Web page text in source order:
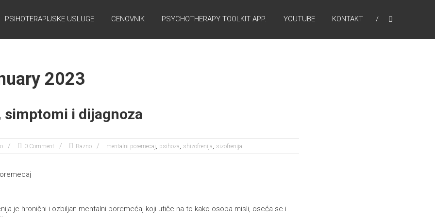
PSIHOTERAPIJSKE USLUGE CENOVNIK PSYCHOTHERAPY TOOLKIT APP. YOUTUBE KONTAKT
2023
i dijagnoza
0 Comment Razno mentalni poremecaj, psihoza, shizofrenija, sizofrenija
je hronični i ozbiljan mentalni poremećaj koji utiče na to kako osoba misli, oseća se i